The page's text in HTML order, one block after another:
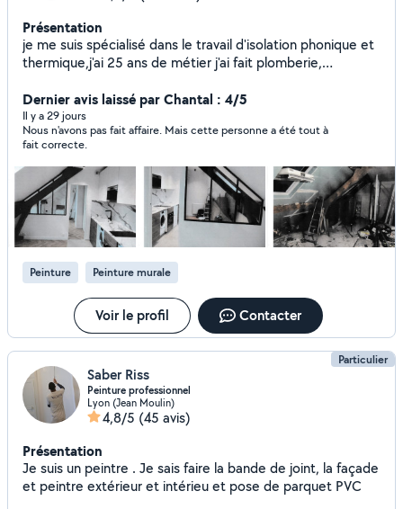
Présentation
je me suis spécialisé dans le travail d'isolation phonique et
thermique,j'ai 25 ans de métier j'ai fait plomberie,
bain,peinture et faux plafonds je fais tout travaux
d'intérieur et ravalement mes travaux sont couvert par une
garantie décennale
Dernier avis laissé par Chantal : 4/5
Il y a 29 jours
Nous n'avons pas fait affaire. Mais cette personne a été tout à
fait correcte.
Peinture Peinture murale
Voir le profil Contacter
Particulier
Saber Riss
Peinture professionnel
Lyon (Jean Moulin)
4,8/5 (45 avis)
Présentation
Je suis un peintre . Je sais faire la bande de joint, la façade
et peintre extérieur et intérieu et pose de parquet PVC